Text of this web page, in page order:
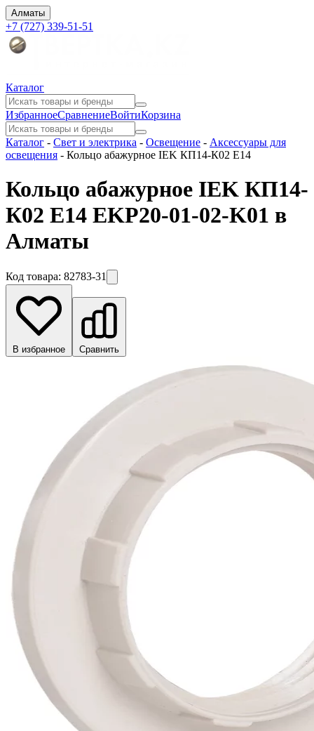
Алматы
+7 (727) 339-51-51
Каталог
ИзбранноеСравнениеВойтиКорзина
Каталог - Свет и электрика - Освещение - Аксессуары для
освещения - Кольцо абажурное IEK КП14-К02 Е14
Кольцо абажурное IEK КП14-
К02 Е14 EKP20-01-02-K01 в
Алматы
Код товара: 82783-31
В избранное Сравнить